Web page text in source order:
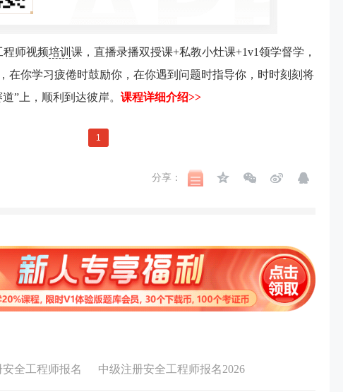
程师视频培训 课，直播录播双授课+私教小灶课+1v1领学督学，
在你学习疲倦时鼓励你，在你遇到问题时指导你，时时刻刻将
”上，顺利到达彼岸。 课程详细介绍>>
1
分享：
全工程师报名 中级注册安全工程师报名2026